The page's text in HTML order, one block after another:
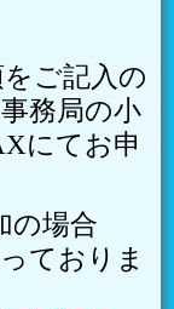
ご記入の
務局の小
にてお申
の場合
ておりま